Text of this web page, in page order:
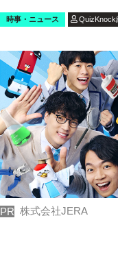
時事・ニュース QuizKnock
PR 株式会社JERA